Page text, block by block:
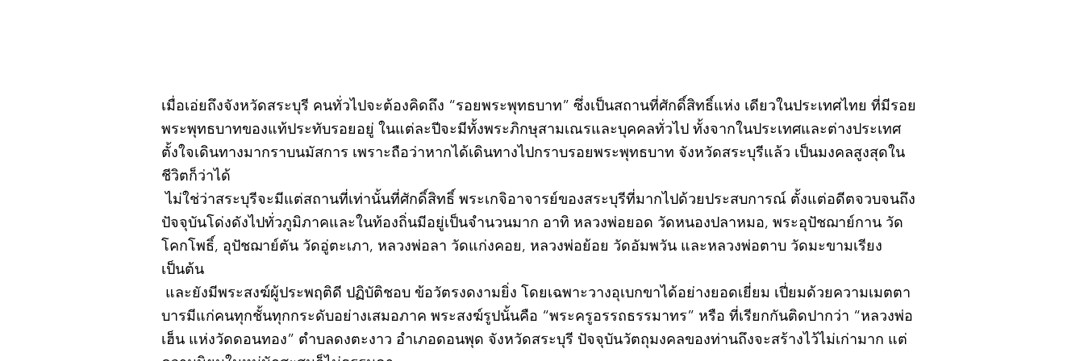
เมื่อเอ่ยถึงจังหวัดสระบุรี คนทั่วไปจะต้องคิดถึง “รอยพระพุทธบาท” ซึ่งเป็นสถานที่ศักดิ์สิทธิ์แห่ง เดียวในประเทศไทย ที่มีรอย
พระพุทธบาทของแท้ประทับรอยอยู่ ในแต่ละปีจะมีทั้งพระภิกษุสามเณรและบุคคลทั่วไป ทั้งจากในประเทศและต่างประเทศ
ตั้งใจเดินทางมากราบนมัสการ เพราะถือว่าหากได้เดินทางไปกราบรอยพระพุทธบาท จังหวัดสระบุรีแล้ว เป็นมงคลสูงสุดใน
ชีวิตก็ว่าได้
ไม่ใช่ว่าสระบุรีจะมีแต่สถานที่เท่านั้นที่ศักดิ์สิทธิ์ พระเกจิอาจารย์ของสระบุรีที่มากไปด้วยประสบการณ์ ตั้งแต่อดีตจวบจนถึง
ปัจจุบันโด่งดังไปทั่วภูมิภาคและในท้องถิ่นมีอยู่เป็นจำนวนมาก อาทิ หลวงพ่อยอด วัดหนองปลาหมอ, พระอุปัชฌาย์กาน วัด
โคกโพธิ์, อุปัชฌาย์ตัน วัดอู่ตะเภา, หลวงพ่อลา วัดแก่งคอย, หลวงพ่อย้อย วัดอัมพวัน และหลวงพ่อตาบ วัดมะขามเรียง
เป็นต้น
และยังมีพระสงฆ์ผู้ประพฤติดี ปฏิบัติชอบ ข้อวัตรงดงามยิ่ง โดยเฉพาะวางอุเบกขาได้อย่างยอดเยี่ยม เปี่ยมด้วยความเมตตา
บารมีแก่คนทุกชั้นทุกกระดับอย่างเสมอภาค พระสงฆ์รูปนั้นคือ “พระครูอรรถธรรมาทร” หรือ ที่เรียกกันติดปากว่า “หลวงพ่อ
เฮ็น แห่งวัดดอนทอง” ตำบลดงตะงาว อำเภอดอนพุด จังหวัดสระบุรี ปัจจุบันวัตถุมงคลของท่านถึงจะสร้างไว้ไม่เก่ามาก แต่